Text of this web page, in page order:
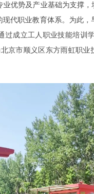
优势及产业基础为支撑
代职业教育体系。为此
过成立工人职业技能培
京市顺义区东方雨虹职